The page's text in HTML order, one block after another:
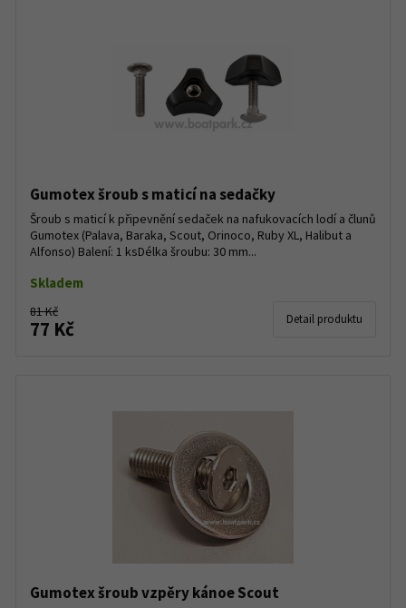
Gumotex šroub s maticí na sedačky
Šroub s maticí k připevnění sedaček na nafukovacích lodí a člunů
Gumotex (Palava, Baraka, Scout, Orinoco, Ruby XL, Halibut a
Alfonso) Balení: 1 ksDélka šroubu: 30 mm...
Skladem
81 Kč
77 Kč Detail produktu
Gumotex šroub vzpěry kánoe Scout